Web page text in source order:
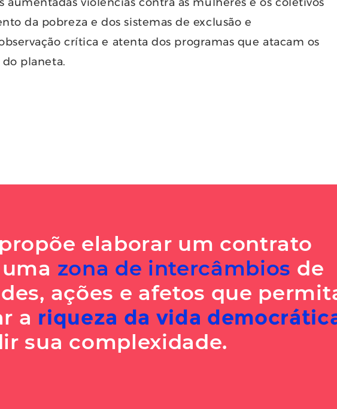
da pobreza e dos sistemas de exclusão e
crítica e atenta dos programas que atacam os
planeta.
elaborar um contrato
zona de intercâmbios de
ações e afetos que
a riqueza da vida
sua complexidade.